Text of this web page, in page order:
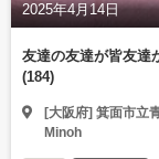
2025年4月14日
友達の友達が皆友達
(184)
[大阪府] 箕面市立
Minoh